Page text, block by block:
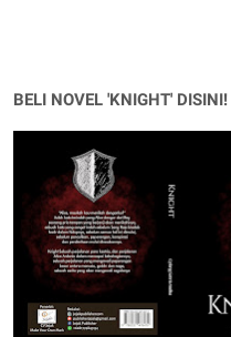
BELI NOVEL 'KNIGHT' DISINI!